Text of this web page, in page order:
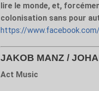
lire le monde, et,
colonisation sans pour
https://
JAKOB MANZ /
Act Music